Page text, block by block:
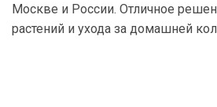
Москве и России. Отличное
растений и ухода за домашней